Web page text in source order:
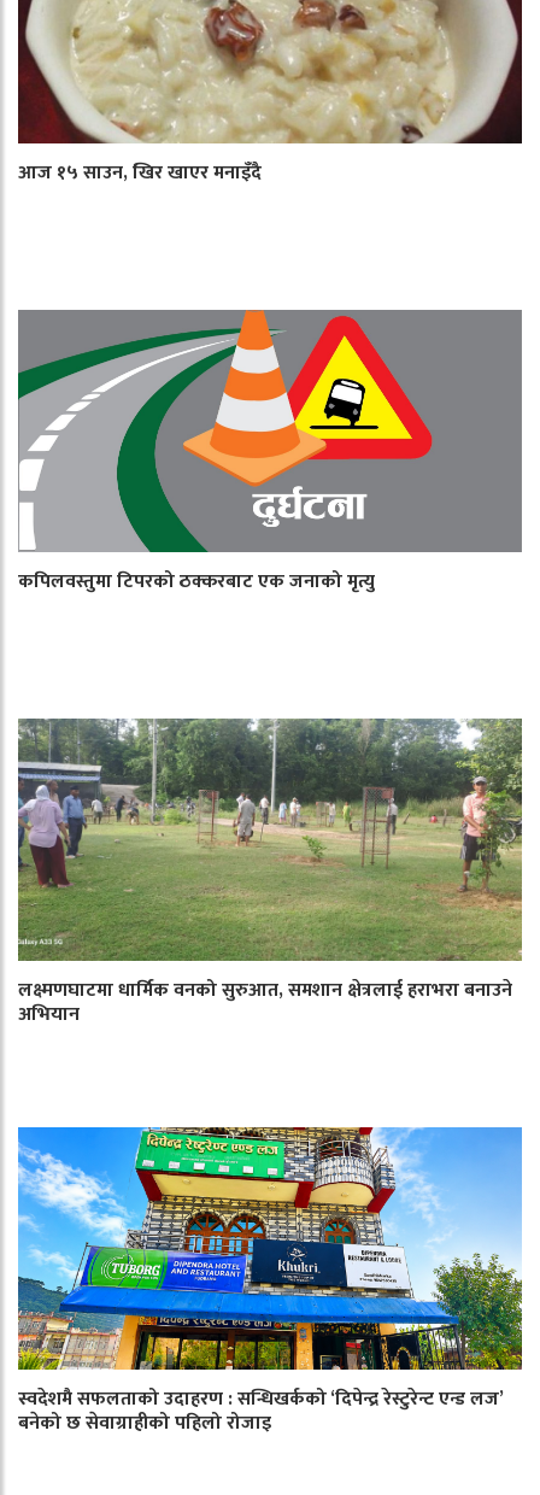
आज १५ साउन, खिर खाएर मनाइँदै
कपिलवस्तुमा टिपरको ठक्करबाट एक जनाको मृत्यु
लक्ष्मणघाटमा धार्मिक वनको सुरुआत, समशान क्षेत्रलाई हराभरा बनाउने
अभियान
स्वदेशमै सफलताको उदाहरण : सन्धिखर्कको ‘दिपेन्द्र रेस्टुरेन्ट एन्ड लज’
बनेको छ सेवाग्राहीको पहिलो रोजाइ